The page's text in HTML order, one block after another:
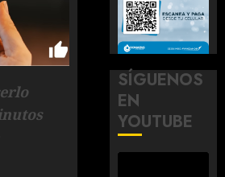
SÍGUENOS
EN
YOUTUBE